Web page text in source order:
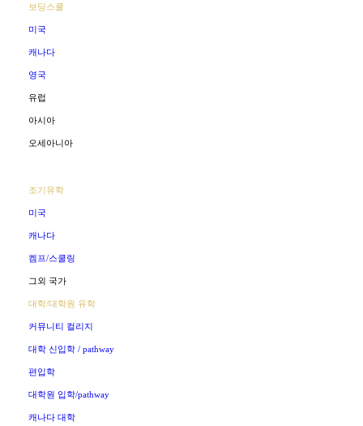
보딩스쿨
미국
캐나다
영국
유럽
아시아
오세아니아
조기유학
미국
캐나다
켐프/스쿨링
그외 국가
대학/대학원 유학
커뮤니티 컬리지
대학 신입학 / pathway
편입학
대학원 입학/pathway
캐나다 대학